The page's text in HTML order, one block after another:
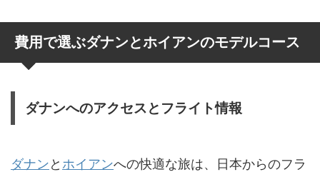
費用で選ぶダナンとホイアンのモデルコース
ダナンへのアクセスとフライト情報
ダナンと ホイアンへの快適な旅は、日本からのフラ